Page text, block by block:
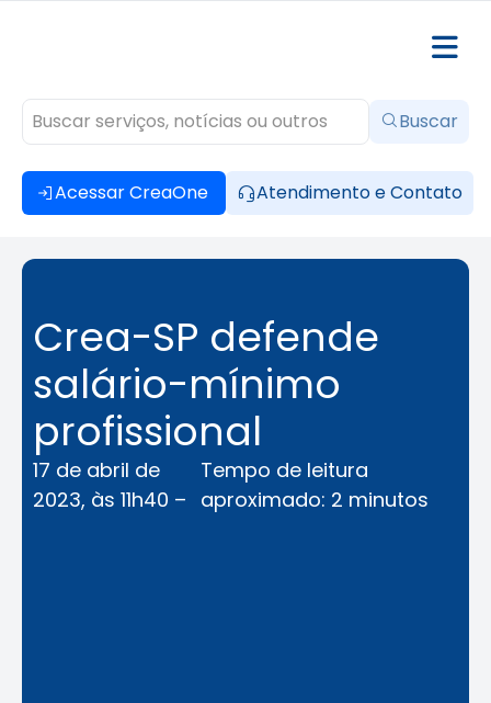
Acessar CreaOne Atendimento e Contato
Buscar
Crea-SP defende
salário-mínimo
profissional
17 de abril de
2023, às 11h40 –
Tempo de leitura
aproximado: 2 minutos